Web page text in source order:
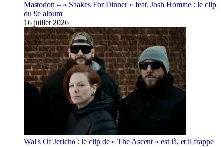
Mastodon – « Snakes For Dinner » feat. Josh Homme : le clip
du 9e album
16 juillet 2026
Walls Of Jericho : le clip de « The Ascent » est là, et il frappe